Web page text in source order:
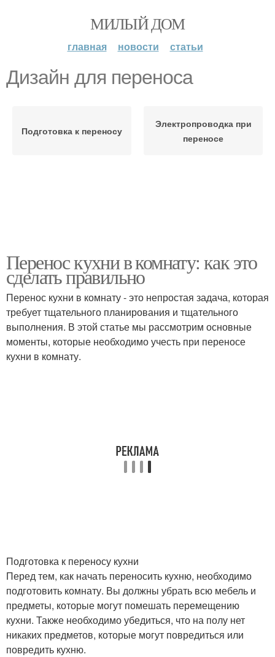
МИЛЫЙ ДОМ
главная новости статьи
Дизайн для переноса
Подготовка к переносу
Электропроводка при
переносе
Перенос кухни в комнату: как это
сделать правильно
Перенос кухни в комнату - это непростая задача, которая
требует тщательного планирования и тщательного
выполнения. В этой статье мы рассмотрим основные
моменты, которые необходимо учесть при переносе
кухни в комнату.
Подготовка к переносу кухни
Перед тем, как начать переносить кухню, необходимо
подготовить комнату. Вы должны убрать всю мебель и
предметы, которые могут помешать перемещению
кухни. Также необходимо убедиться, что на полу нет
никаких предметов, которые могут повредиться или
повредить кухню.